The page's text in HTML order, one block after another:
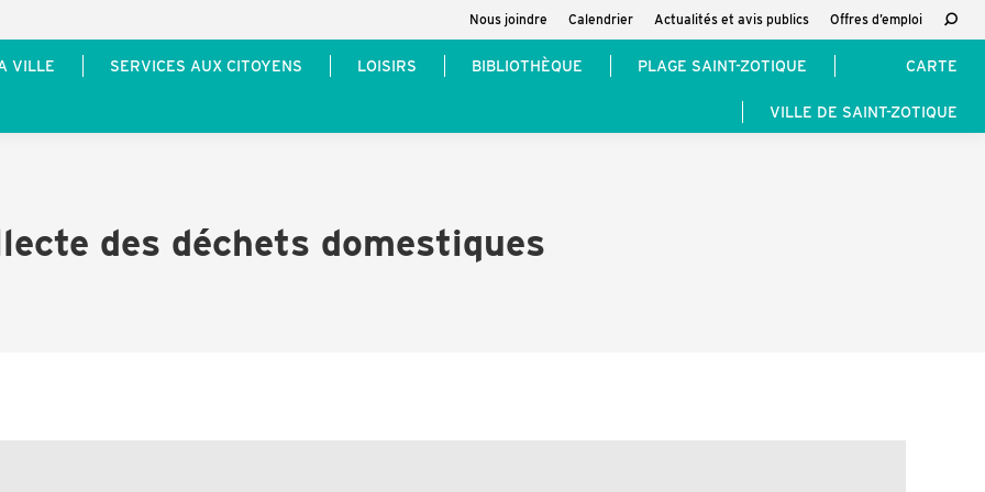
Nous joindre Calendrier Actualités et avis publics Offres d’emploi
:
VILLE SERVICES AUX CITOYENS LOISIRS BIBLIOTHÈQUE PLAGE SAINT-ZOTIQUE CARTE
VILLE DE SAINT-ZOTIQUE
des déchets domestiques